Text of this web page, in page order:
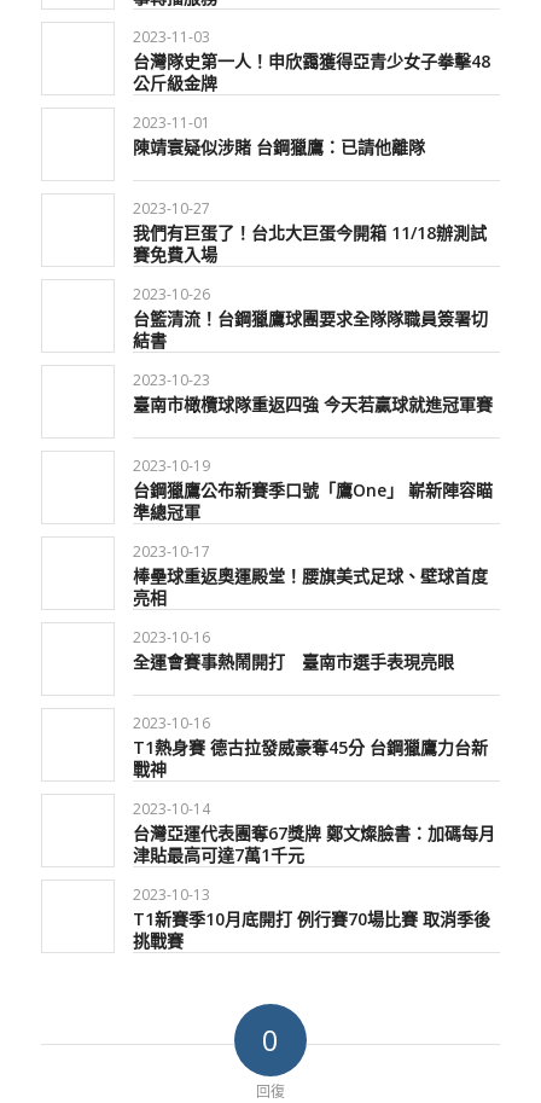
2023-11-03
台灣隊史第一人！申欣靄獲得亞青少女子拳擊48
公斤級金牌
2023-11-01
陳靖寰疑似涉賭 台鋼獵鷹：已請他離隊
2023-10-27
我們有巨蛋了！台北大巨蛋今開箱 11/18辦測試
賽免費入場
2023-10-26
台籃清流！台鋼獵鷹球團要求全隊隊職員簽署切
結書
2023-10-23
臺南市橄欖球隊重返四強 今天若贏球就進冠軍賽
2023-10-19
台鋼獵鷹公布新賽季口號「鷹One」 嶄新陣容瞄
準總冠軍
2023-10-17
棒壘球重返奧運殿堂！腰旗美式足球、壁球首度
亮相
2023-10-16
全運會賽事熱鬧開打 臺南市選手表現亮眼
2023-10-16
T1熱身賽 德古拉發威豪奪45分 台鋼獵鷹力台新
戰神
2023-10-14
台灣亞運代表團奪67獎牌 鄭文燦臉書：加碼每月
津貼最高可達7萬1千元
2023-10-13
T1新賽季10月底開打 例行賽70場比賽 取消季後
挑戰賽
0
回復